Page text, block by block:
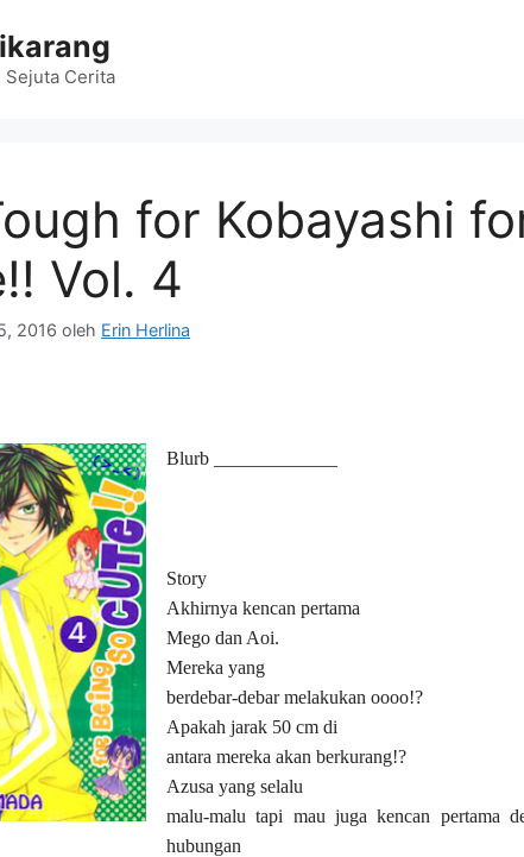
Sejuta Cerita
for Kobayashi
Vol. 4
2016 oleh Erin Herlina
Blurb ­­­­­­­­­­­­­­­­­­_____________
Story
Akhirnya kencan pertama
Mego dan Aoi.
Mereka yang
berdebar-debar melakukan oooo!?
Apakah jarak 50 cm di
antara mereka akan berkurang!?
Azusa yang selalu
malu-malu tapi mau juga kencan pertama
hubungan